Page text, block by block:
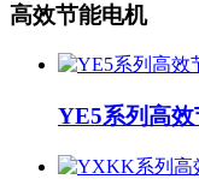
高效节能电机
YE5系列高